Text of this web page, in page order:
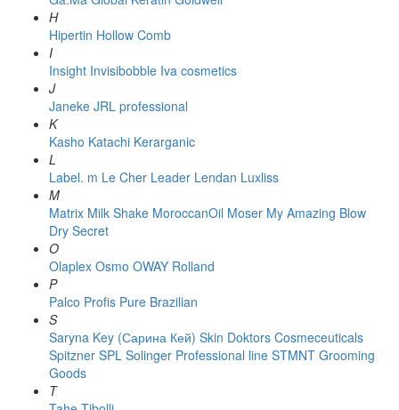
H
Hipertin Hollow Comb
I
Insight Invisibobble Iva cosmetics
J
Janeke JRL professional
K
Kasho Katachi Kerarganic
L
Label. m Le Cher Leader Lendan Luxliss
M
Matrix Milk Shake MoroccanOil Moser My Amazing Blow
Dry Secret
O
Olaplex Osmo OWAY Rolland
P
Palco Profis Pure Brazilian
S
Saryna Key (Сарина Кей) Skin Doktors Cosmeceuticals
Spitzner SPL Solinger Professional line STMNT Grooming
Goods
T